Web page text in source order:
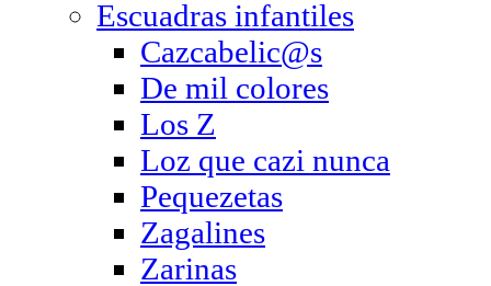
Escuadras infantiles
Cazcabelic@s
De mil colores
Los Z
Loz que cazi nunca
Pequezetas
Zagalines
Zarinas